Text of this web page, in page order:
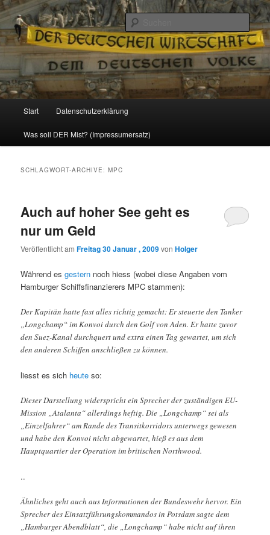
Reizzentrum
Politik, Wirtschaft, Soziales und Gesellschaft
Zum
Inhalt
Zum
sekundären
Start Datenschutzerklärung
Was soll DER Mist? (Impressumersatz)
SCHLAGWORT-ARCHIVE:MPC
Auch auf hoher See geht es
nur um Geld
Veröffentlicht amFreitag 30 Januar , 2009vonHolger
Während esgestern noch hiess (wobei diese Angaben vom
Hamburger Schiffsfinanzierers MPC stammen):
Der Kapitän hatte fast alles richtig gemacht: Er steuerte den Tanker
„Longchamp“ im Konvoi durch den Golf von Aden. Er hatte zuvor
den Suez-Kanal durchquert und extra einen Tag gewartet, um sich
den anderen Schiffen anschließen zu können.
liesst es sich heute so:
Dieser Darstellung widerspricht ein Sprecher der zuständigen EU-
Mission „Atalanta“ allerdings heftig. Die „Longchamp“ sei als
„Einzelfahrer“ am Rande des Transitkorridors unterwegs gewesen
und habe den Konvoi nicht abgewartet, hieß es aus dem
Hauptquartier der Operation im britischen Northwood.
..
Ähnliches geht auch aus Informationen der Bundeswehr hervor. Ein
Sprecher des Einsatzführungskommandos in Potsdam sagte dem
„Hamburger Abendblatt“, die „Longchamp“ habe nicht auf ihren